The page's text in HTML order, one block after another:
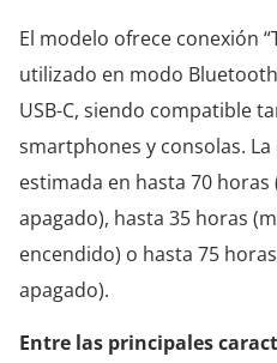
El modelo ofrece conexión
utilizado en modo
USB-C, siendo compatible
smartphones y consolas.
estimada en hasta 70 horas
apagado), hasta 35 horas
encendido) o hasta 75
apagado).
Entre las principales